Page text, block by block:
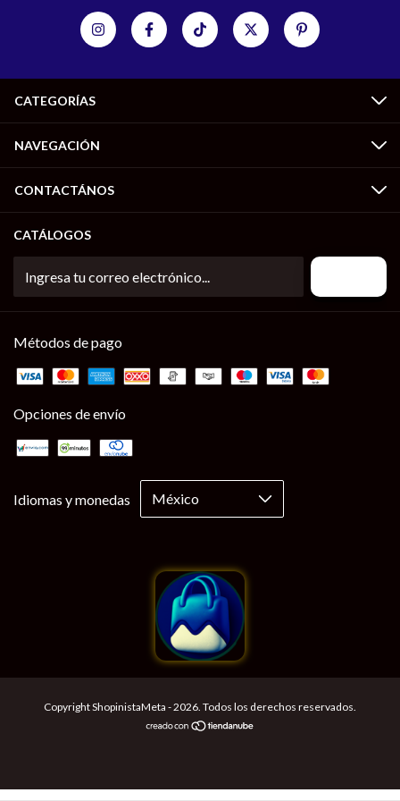
CATEGORÍAS
NAVEGACIÓN
CONTACTÁNOS
CATÁLOGOS
Métodos de pago
Opciones de envío
Idiomas y monedas
Copyright ShopinistaMeta - 2026. Todos los derechos reservados.